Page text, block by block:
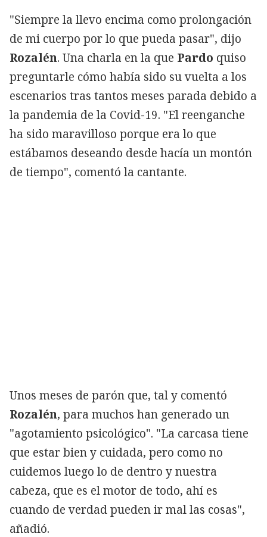
"Siempre la llevo encima como prolongación
de mi cuerpo por lo que pueda pasar", dijo
Rozalén. Una charla en la que Pardo quiso
preguntarle cómo había sido su vuelta a los
escenarios tras tantos meses parada debido a
la pandemia de la Covid-19. "El reenganche
ha sido maravilloso porque era lo que
estábamos deseando desde hacía un montón
de tiempo", comentó la cantante.
Unos meses de parón que, tal y comentó
Rozalén, para muchos han generado un
"agotamiento psicológico". "La carcasa tiene
que estar bien y cuidada, pero como no
cuidemos luego lo de dentro y nuestra
cabeza, que es el motor de todo, ahí es
cuando de verdad pueden ir mal las cosas",
añadió.